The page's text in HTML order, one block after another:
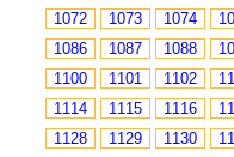
1072
1073 1074
1086
1087 1088
1100
1101 1102
1114
1115 1116
1128
1129 1130